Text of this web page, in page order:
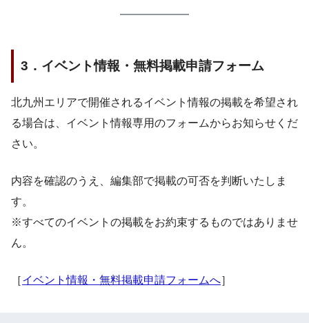
3．イベント情報・無料掲載申請フォーム
北九州エリアで開催されるイベント情報の掲載を希望され
る場合は、イベント情報専用のフォームからお知らせくだ
さい。
内容を確認のうえ、編集部で掲載の可否を判断いたしま
す。
※すべてのイベントの掲載をお約束するものではありませ
ん。
［イベント情報・無料掲載申請フォームへ］